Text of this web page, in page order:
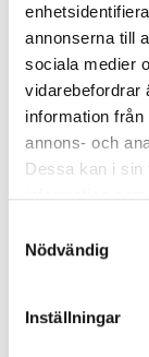
annonserna till
sociala medier
vidarebefordrar
information
annons- och
Dessa kan i sin
Nödvändig
Inställningar
Okänt
Start: Torsdag
Tid: 08:00-
Mörbybadet
Start: Tisdag